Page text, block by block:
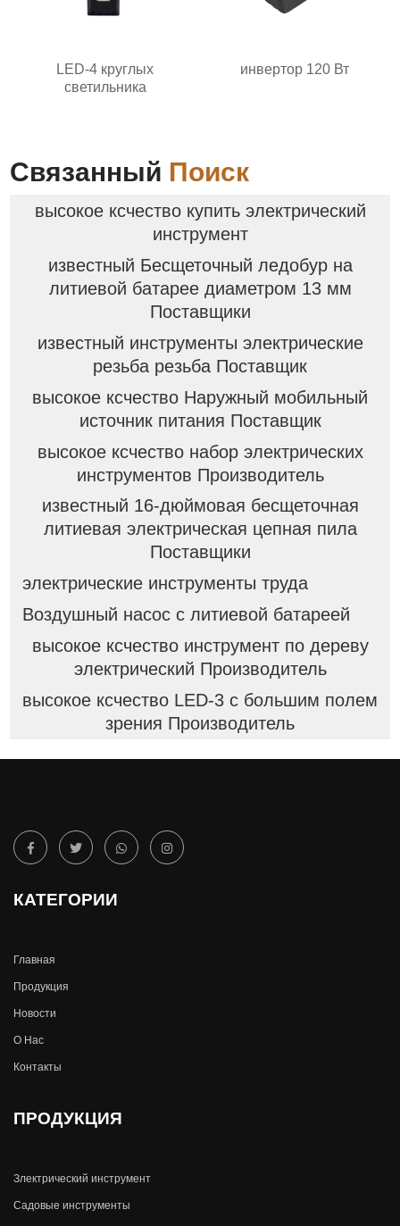
LED-4 круглых
светильника
инвертор 120 Вт
Связанный Поиск
высокое ксчество купить электрический
инструмент
известный Бесщеточный ледобур на
литиевой батарее диаметром 13 мм
Поставщики
известный инструменты электрические
резьба резьба Поставщик
высокое ксчество Наружный мобильный
источник питания Поставщик
высокое ксчество набор электрических
инструментов Производитель
известный 16-дюймовая бесщеточная
литиевая электрическая цепная пила
Поставщики
электрические инструменты труда
Воздушный насос с литиевой батареей
высокое ксчество инструмент по дереву
электрический Производитель
высокое ксчество LED-3 с большим полем
зрения Производитель
КАТЕГОРИИ
Главная
Продукция
Новости
О Hас
Контакты
ПРОДУКЦИЯ
Злектрический инструмент
Садовые инструменты